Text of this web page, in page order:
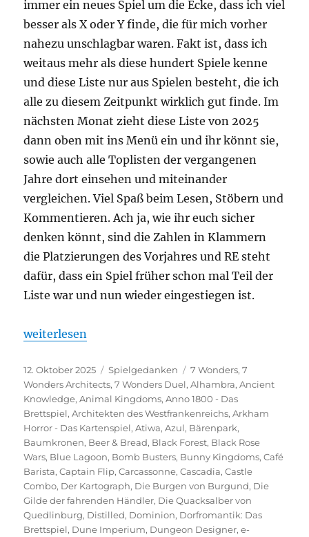
immer ein neues Spiel um die Ecke, dass ich viel
besser als X oder Y finde, die für mich vorher
nahezu unschlagbar waren. Fakt ist, dass ich
weitaus mehr als diese hundert Spiele kenne
und diese Liste nur aus Spielen besteht, die ich
alle zu diesem Zeitpunkt wirklich gut finde. Im
nächsten Monat zieht diese Liste von 2025
dann oben mit ins Menü ein und ihr könnt sie,
sowie auch alle Toplisten der vergangenen
Jahre dort einsehen und miteinander
vergleichen. Viel Spaß beim Lesen, Stöbern und
Kommentieren. Ach ja, wie ihr euch sicher
denken könnt, sind die Zahlen in Klammern
die Platzierungen des Vorjahres und RE steht
dafür, dass ein Spiel früher schon mal Teil der
Liste war und nun wieder eingestiegen ist.
„Spieltrolls Top 100 – Edition 2025“
weiterlesen
Veröffentlicht
am
12. Oktober 2025 Kategorien
Spielgedanken Schlagwörter
7 Wonders,7
Wonders Architects,7 Wonders Duel,Alhambra,Ancient
Knowledge,Animal Kingdoms,Anno 1800 - Das
Brettspiel,Architekten des Westfrankenreichs,Arkham
Horror - Das Kartenspiel,Atiwa,Azul, Bärenpark,
Baumkronen, Beer & Bread, Black Forest, Black Rose
Wars, Blue Lagoon, Bomb Busters, Bunny Kingdoms,Café
Barista,Captain Flip,Carcassonne,Cascadia,Castle
Combo, Der Kartograph, Die Burgen von Burgund, Die
Gilde der fahrenden Händler, Die Quacksalber von
Quedlinburg, Distilled, Dominion, Dorfromantik: Das
Brettspiel, Dune Imperium, Dungeon Designer,e-